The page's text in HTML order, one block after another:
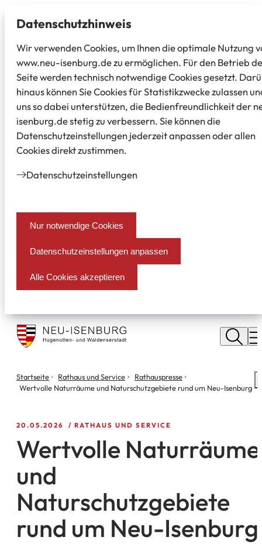
Datenschutz­hinweis
Wir verwenden Cookies, um Ihnen die optimale Nutzung
www.neu-isenburg.de zu ermöglichen. Für den Betrieb
Seite werden technisch notwendige Cookies gesetzt.
hinaus können Sie Cookies für Statistikzwecke zulassen
uns so dabei unterstützen, die Bedienfreundlichkeit der
isenburg.de stetig zu verbessern. Sie können die
Datenschutzeinstellungen jederzeit anpassen oder allen
Cookies direkt zustimmen.
Datenschutz­einstellungen
Nur notwendige Cookies
Datenschutzeinstellungen anpassen
Alle Cookies akzeptieren
Stadt
Neu
Isenburg
Sie
befinden
Startseite Rathaus und Service
Rathauspresse
Wertvolle Naturräume und Naturschutzgebiete rund um Neu-Isenburg
20.05.2026 RATHAUS UND SERVICE
Wertvolle Naturräume
und
Naturschutzgebiete
rund um Neu-Isenburg